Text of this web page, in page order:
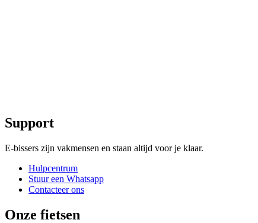
Support
E-bissers zijn vakmensen en staan altijd voor je klaar.
Hulpcentrum
Stuur een Whatsapp
Contacteer ons
Onze fietsen